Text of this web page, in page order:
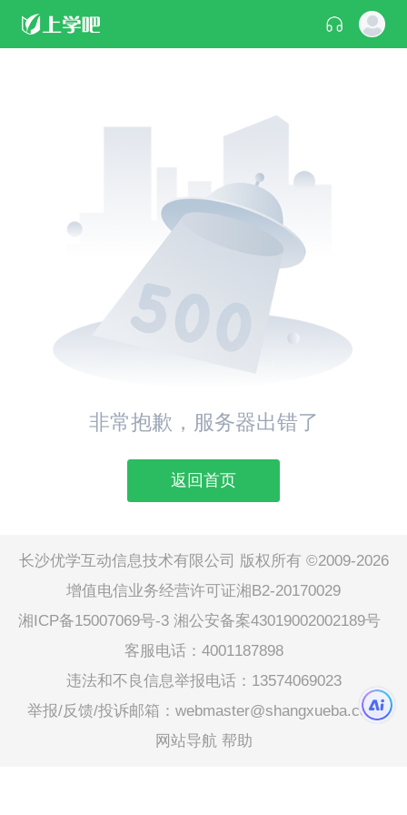
非常抱歉，服务器出错了
返回首页
长沙优学互动信息技术有限公司 版权所有 ©2009-2026
增值电信业务经营许可证湘B2-20170029
湘ICP备15007069号-3 湘公安备案43019002002189号
客服电话：4001187898
违法和不良信息举报电话：13574069023
举报/反馈/投诉邮箱：webmaster@shangxueba.com
网站导航 帮助